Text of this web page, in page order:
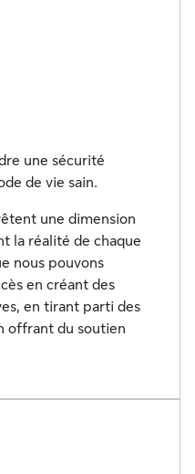
une sécurité
de vie sain.
une dimension
la réalité de chaque
nous pouvons
en créant des
en tirant parti des
offrant du soutien